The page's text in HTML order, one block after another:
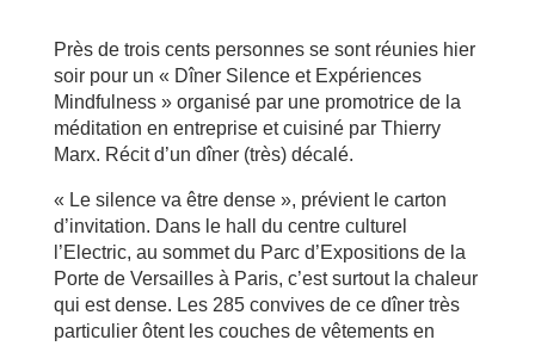
Près de trois cents personnes se sont réunies hier
soir pour un « Dîner Silence et Expériences
Mindfulness » organisé par une promotrice de la
méditation en entreprise et cuisiné par Thierry
Marx. Récit d’un dîner (très) décalé.
« Le silence va être dense », prévient le carton
d’invitation. Dans le hall du centre culturel
l’Electric, au sommet du Parc d’Expositions de la
Porte de Versailles à Paris, c’est surtout la chaleur
qui est dense. Les 285 convives de ce dîner très
particulier ôtent les couches de vêtements en